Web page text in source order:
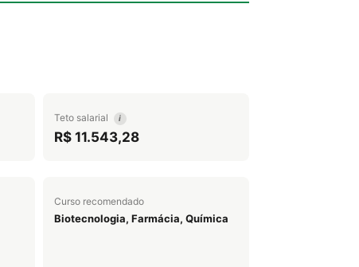
Teto salarial i
R$ 11.543,28
Curso recomendado
Biotecnologia, Farmácia, Química